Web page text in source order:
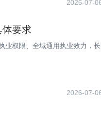
2026-07-
要求
业权限、全域通用执业效力，长
2026-07-